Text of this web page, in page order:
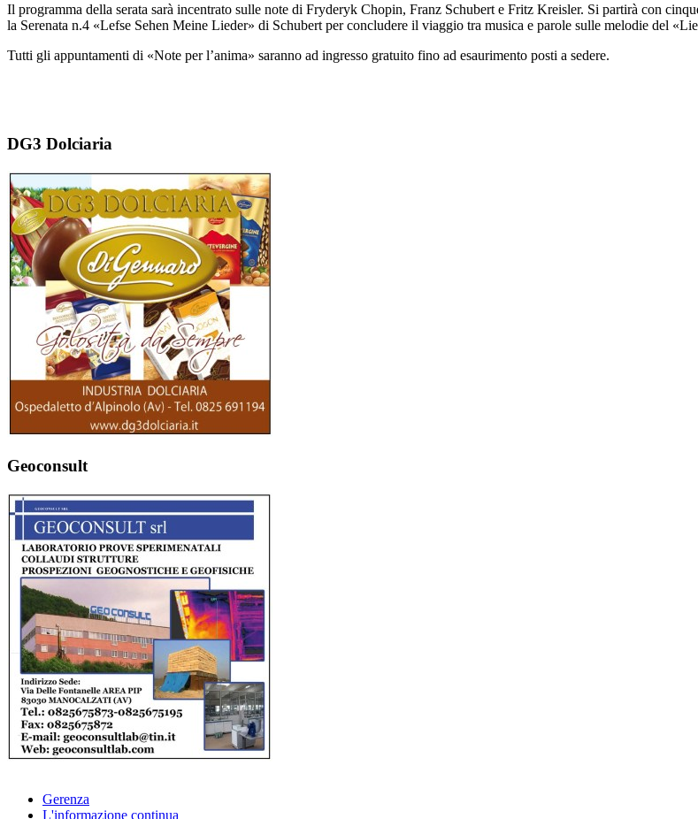
Il programma della serata sarà incentrato sulle note di Fryderyk Chopin, Franz Schubert e Fritz Kreisler. Si partirà con
la Serenata n.4 «Lefse Sehen Meine Lieder» di Schubert per concludere il viaggio tra musica e parole sulle melodie del
Tutti gli appuntamenti di «Note per l’anima» saranno ad ingresso gratuito fino ad esaurimento posti a sedere.
DG3 Dolciaria
Geoconsult
Gerenza
L'informazione continua